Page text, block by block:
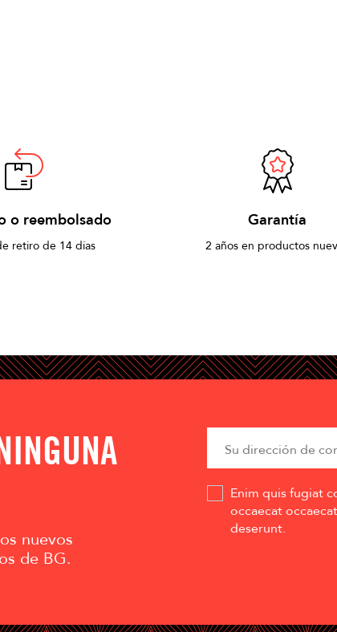
o reembolsado
retiro de 14 días
Garantía
2 años en productos
nuevos
de BG.
Enim quis fugiat
occaecat
deserunt.